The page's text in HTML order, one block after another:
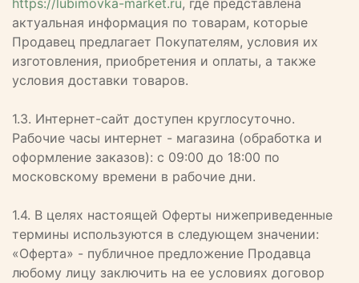
https://lubimovka-market.ru, где представлена
актуальная информация по товарам, которые
Продавец предлагает Покупателям, условия их
изготовления, приобретения и оплаты, а также
условия доставки товаров.
1.3. Интернет-сайт доступен круглосуточно.
Рабочие часы интернет - магазина (обработка и
оформление заказов): с 09:00 до 18:00 по
московскому времени в рабочие дни.
1.4. В целях настоящей Оферты нижеприведенные
термины используются в следующем значении:
«Оферта» - публичное предложение Продавца
любому лицу заключить на ее условиях договор